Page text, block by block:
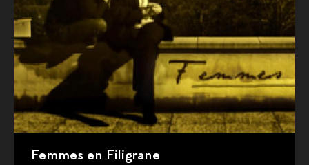
Femmes en Filigrane